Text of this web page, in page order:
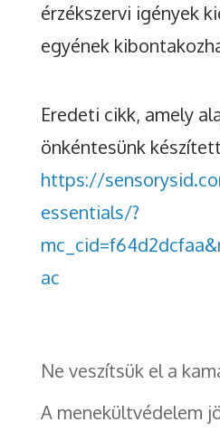
érzékszervi igények
egyének
Eredeti cikk, amely
önkéntesünk
https://
essentials/?
ac
Ne veszítsük el a
A menekültvédelem